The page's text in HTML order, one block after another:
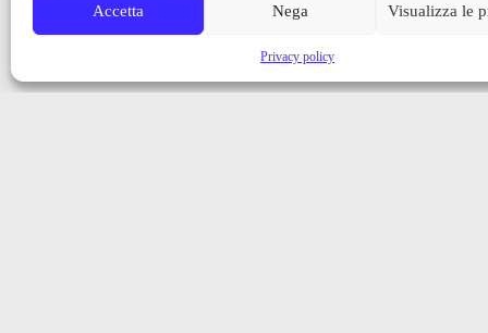
Accetta Nega Visualizza le
Privacy policy